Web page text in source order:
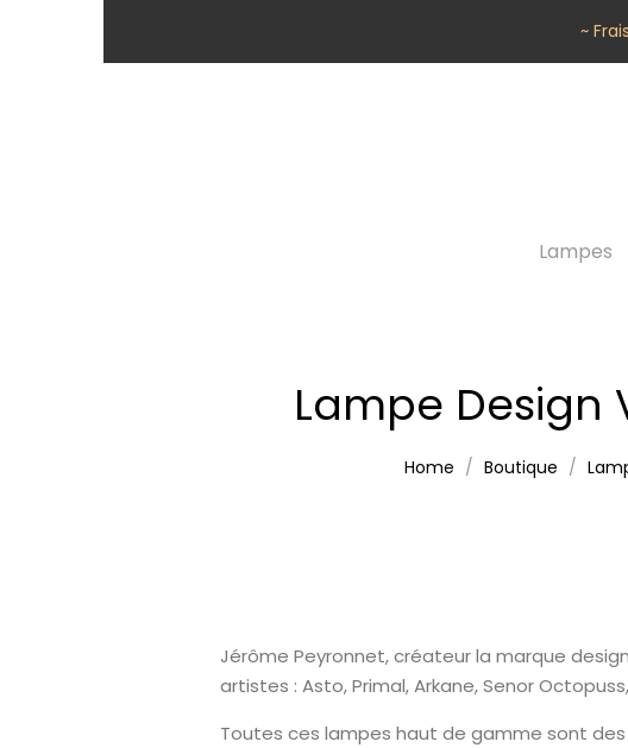
~
Lampes
Lampe
Home Boutique
Jérôme Peyronnet, créateur la marque
artistes : Asto, Primal, Arkane, Senor
Toutes ces lampes haut de gamme sont des